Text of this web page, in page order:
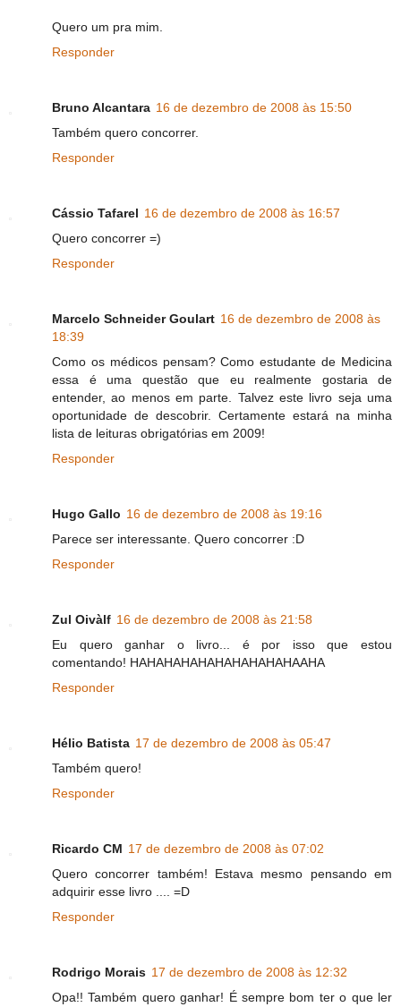
Quero um pra mim.
Responder
Bruno Alcantara 16 de dezembro de 2008 às 15:50
Também quero concorrer.
Responder
Cássio Tafarel 16 de dezembro de 2008 às 16:57
Quero concorrer =)
Responder
Marcelo Schneider Goulart 16 de dezembro de 2008 às
18:39
Como os médicos pensam? Como estudante de Medicina
essa é uma questão que eu realmente gostaria de
entender, ao menos em parte. Talvez este livro seja uma
oportunidade de descobrir. Certamente estará na minha
lista de leituras obrigatórias em 2009!
Responder
Hugo Gallo 16 de dezembro de 2008 às 19:16
Parece ser interessante. Quero concorrer :D
Responder
Zul Oivàlf 16 de dezembro de 2008 às 21:58
Eu quero ganhar o livro... é por isso que estou
comentando! HAHAHAHAHAHAHAHAHAHAAHA
Responder
Hélio Batista 17 de dezembro de 2008 às 05:47
Também quero!
Responder
Ricardo CM 17 de dezembro de 2008 às 07:02
Quero concorrer também! Estava mesmo pensando em
adquirir esse livro .... =D
Responder
Rodrigo Morais 17 de dezembro de 2008 às 12:32
Opa!! Também quero ganhar! É sempre bom ter o que ler